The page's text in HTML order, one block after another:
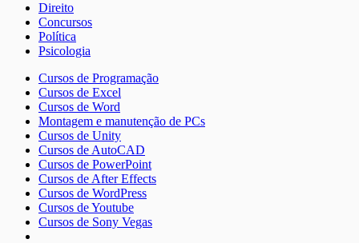
Direito
Concursos
Política
Psicologia
Cursos de Programação
Cursos de Excel
Cursos de Word
Montagem e manutenção de PCs
Cursos de Unity
Cursos de AutoCAD
Cursos de PowerPoint
Cursos de After Effects
Cursos de WordPress
Cursos de Youtube
Cursos de Sony Vegas